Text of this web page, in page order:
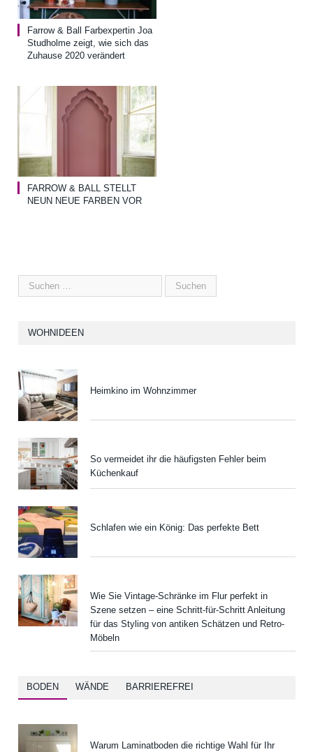
Farrow & Ball Farbexpertin Joa
Studholme zeigt, wie sich das
Zuhause 2020 verändert
FARROW & BALL STELLT
NEUN NEUE FARBEN VOR
WOHNIDEEN
Heimkino im Wohnzimmer
So vermeidet ihr die häufigsten Fehler beim
Küchenkauf
Schlafen wie ein König: Das perfekte Bett
Wie Sie Vintage-Schränke im Flur perfekt in
Szene setzen – eine Schritt-für-Schritt Anleitung
für das Styling von antiken Schätzen und Retro-
Möbeln
BODEN WÄNDE BARRIEREFREI
Warum Laminatboden die richtige Wahl für Ihr